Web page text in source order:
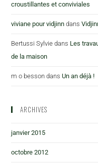
croustillantes et conviviales
viviane pour vidjinn dans
Bertussi Sylvie dans Les
de la maison
m o besson dansUn an déjà !
ARCHIVES
janvier 2015
octobre 2012